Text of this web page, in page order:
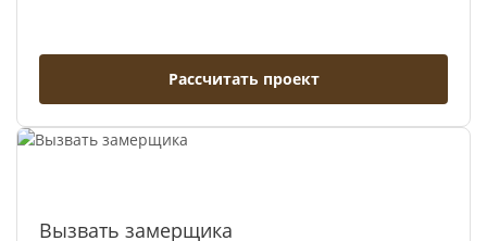
Рассчитать проект
Вызвать замерщика